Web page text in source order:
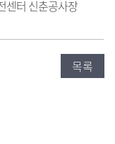
센터 신춘공사장
목록